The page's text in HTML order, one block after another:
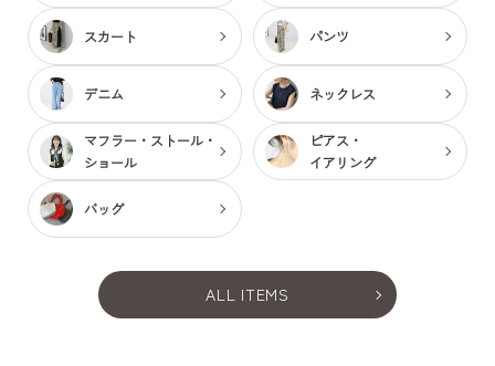
スカート パンツ
デニム ネックレス
マフラー・ストール・
ショール
ピアス・
イアリング
バッグ
ALL ITEMS